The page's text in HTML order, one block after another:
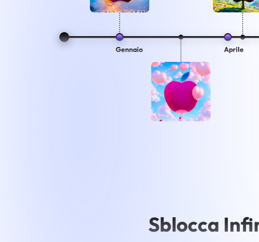
Gennaio Aprile
Sblocca